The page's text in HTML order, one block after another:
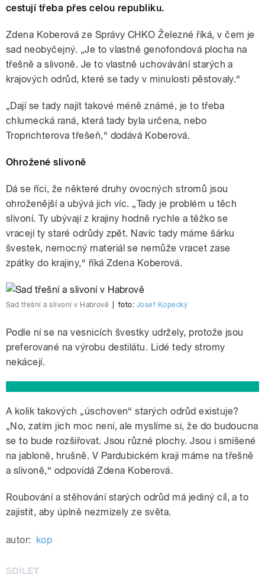
cestují třeba přes celou republiku.
Zdena Koberová ze Správy CHKO Železné říká, v čem je
sad neobyčejný. „Je to vlastně genofondová plocha na
třešně a slivoně. Je to vlastně uchovávání starých a
krajových odrůd, které se tady v minulosti pěstovaly.“
„Dají se tady najít takové méně známé, je to třeba
chlumecká raná, která tady byla určena, nebo
Troprichterova třešeň,“ dodává Koberová.
Ohrožené slivoně
Dá se říci, že některé druhy ovocných stromů jsou
ohroženější a ubývá jich víc. „Tady je problém u těch
slivoní. Ty ubývají z krajiny hodně rychle a těžko se
vracejí ty staré odrůdy zpět. Navíc tady máme šárku
švestek, nemocný materiál se nemůže vracet zase
zpátky do krajiny,“ říká Zdena Koberová.
Sad třešní a slivoní v Habrově foto: Josef Kopecký
Podle ní se na vesnicích švestky udržely, protože jsou
preferované na výrobu destilátu. Lidé tedy stromy
nekácejí.
A kolik takových „úschoven“ starých odrůd existuje?
„No, zatím jich moc není, ale myslíme si, že do budoucna
se to bude rozšiřovat. Jsou různé plochy. Jsou i smíšené
na jabloně, hrušně. V Pardubickém kraji máme na třešně
a slivoně,“ odpovídá Zdena Koberová.
Roubování a stěhování starých odrůd má jediný cíl, a to
zajistit, aby úplně nezmizely ze světa.
autor: kop